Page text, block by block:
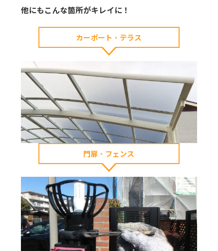
他にもこんな箇所がキレイに！
カーポート ・ テラス
門扉 ・ フェンス